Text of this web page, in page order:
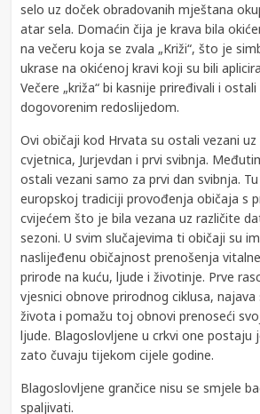
selo uz doček obradovanih mještana
atar sela. Domaćin čija je krava bila
na večeru koja se zvala „Križi“, što je
ukrase na okićenoj kravi koji su bili
Večere „križa“ bi kasnije priređivali i
dogovorenim redoslijedom.
Ovi običaji kod Hrvata su ostali vezani uz
cvjetnica, Jurjevdan i prvi svibnja.
ostali vezani samo za prvi dan svibnja.
europskoj tradiciji provođenja običaja s
cvijećem što je bila vezana uz različite
sezoni. U svim slučajevima ti običaji su
naslijeđenu običajnost prenošenja
prirode na kuću, ljude i životinje. Prve
vjesnici obnove prirodnog ciklusa,
života i pomažu toj obnovi prenoseći
ljude. Blagoslovljene u crkvi one postaju
zato čuvaju tijekom cijele godine.
Blagoslovljene grančice nisu se smjele
spaljivati.